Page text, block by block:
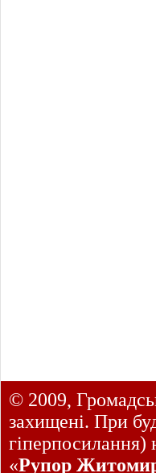
© 2009,
захищені. При
гіперпосилання)
«Рупор